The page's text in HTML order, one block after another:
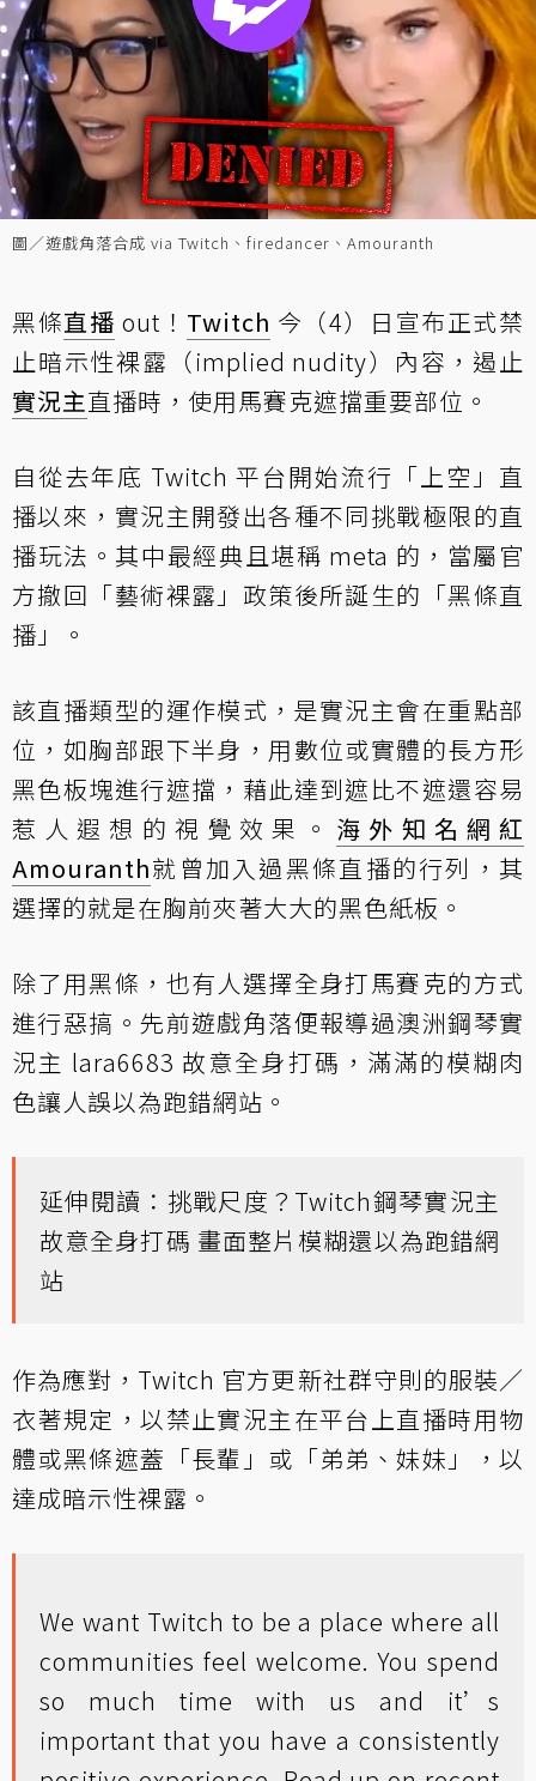
圖／遊戲角落合成 via Twitch、firedancer、Amouranth
黑條直播 out！ Twitch 今（4）日宣布正式禁
止暗示性裸露（implied nudity）內容，遏止
實況主直播時，使用馬賽克遮擋重要部位。
自從去年底 Twitch 平台開始流行「上空」直
播以來，實況主開發出各種不同挑戰極限的直
播玩法。其中最經典且堪稱 meta 的，當屬官
方撤回「藝術裸露」政策後所誕生的「黑條直
播」。
該直播類型的運作模式，是實況主會在重點部
位，如胸部跟下半身，用數位或實體的長方形
黑色板塊進行遮擋，藉此達到遮比不遮還容易
惹人遐想的視覺效果。 海外知名網紅
Amouranth就曾加入過黑條直播的行列，其
選擇的就是在胸前夾著大大的黑色紙板。
除了用黑條，也有人選擇全身打馬賽克的方式
進行惡搞。先前遊戲角落便報導過澳洲鋼琴實
況主 lara6683 故意全身打碼，滿滿的模糊肉
色讓人誤以為跑錯網站。
延伸閱讀： 挑戰尺度？Twitch鋼琴實況主
故意全身打碼 畫面整片模糊還以為跑錯網
站
作為應對，Twitch 官方更新社群守則的服裝／
衣著規定，以禁止實況主在平台上直播時用物
體或黑條遮蓋「長輩」或「弟弟、妹妹」，以
達成暗示性裸露。
We want Twitch to be a place where all
communities feel welcome. You spend
so much time with us and it’s
important that you have a consistently